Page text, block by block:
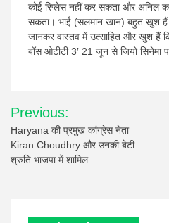
कोई रिप्लेस नहीं कर सकता और अनिल
सकता। भाई (सलमान खान) बहुत खुश
जानकर वास्तव में उत्साहित और खुश हैं
बॉस ओटीटी 3′ 21 जून से जियो सिनेमा
Post
navigation
Previous:
Haryana की प्रमुख कांग्रेस नेता
Kiran Choudhry और उनकी बेटी
श्रुति भाजपा में शामिल